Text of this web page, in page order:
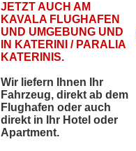
JETZT AUCH AM
KAVALA FLUGHAFEN
UND UMGEBUNG UND
IN KATERINI / PARALIA
KATERINIS.
Wir liefern Ihnen Ihr
Fahrzeug, direkt ab dem
Flughafen oder auch
direkt in Ihr Hotel oder
Apartment.